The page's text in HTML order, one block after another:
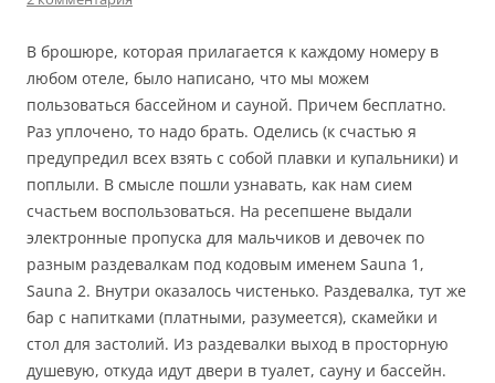
В брошюре, которая прилагается к каждому номеру в
любом отеле, было написано, что мы можем
пользоваться бассейном и сауной. Причем бесплатно.
Раз уплочено, то надо брать. Оделись (к счастью я
предупредил всех взять с собой плавки и купальники) и
поплыли. В смысле пошли узнавать, как нам сием
счастьем воспользоваться. На ресепшене выдали
электронные пропуска для мальчиков и девочек по
разным раздевалкам под кодовым именем Sauna 1,
Sauna 2. Внутри оказалось чистенько. Раздевалка, тут же
бар с напитками (платными, разумеется), скамейки и
стол для застолий. Из раздевалки выход в просторную
душевую, откуда идут двери в туалет, сауну и бассейн.